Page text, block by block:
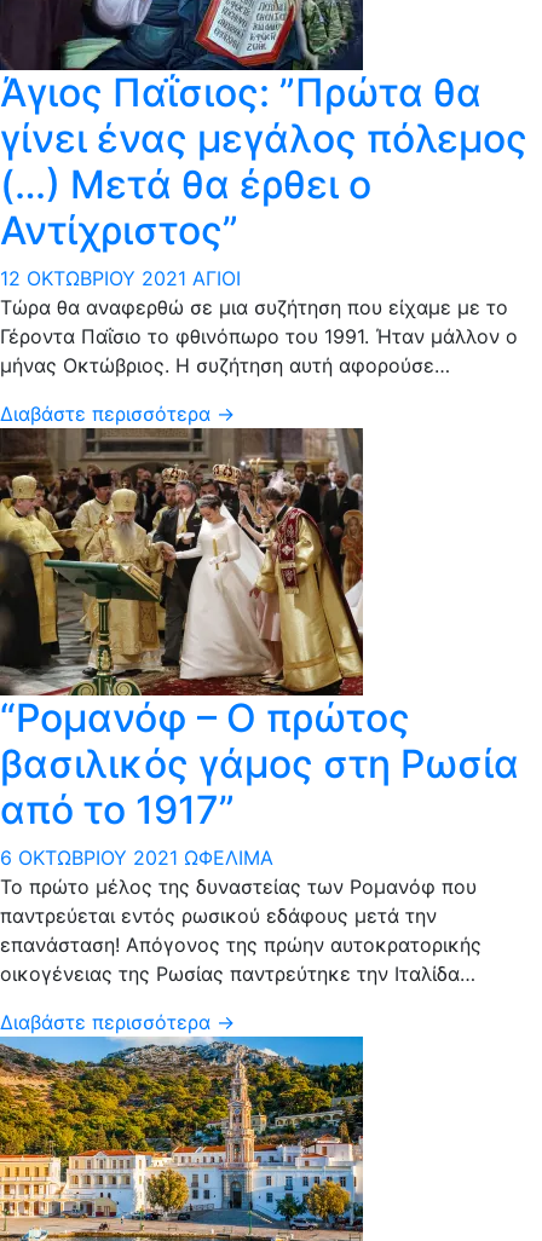
Άγιος Παΐσιος: ”Πρώτα θα
γίνει ένας μεγάλος πόλεμος
(…) Μετά θα έρθει ο
Αντίχριστος”
12 ΟΚΤΩΒΡΊΟΥ 2021 ΆΓΙΟΙ
Tώρα θα αναφερθώ σε μια συζήτηση που είχαμε με το
Γέροντα Παΐσιο το φθινόπωρο του 1991. Ήταν μάλλον ο
μήνας Οκτώβριος. Η συζήτηση αυτή αφορούσε…
Διαβάστε περισσότερα →
“Ρομανόφ – Ο πρώτος
βασιλικός γάμος στη Ρωσία
από το 1917”
6 ΟΚΤΩΒΡΊΟΥ 2021 ΩΦΈΛΙΜΑ
Το πρώτο μέλος της δυναστείας των Ρομανόφ που
παντρεύεται εντός ρωσικού εδάφους μετά την
επανάσταση! Απόγονος της πρώην αυτοκρατορικής
οικογένειας της Ρωσίας παντρεύτηκε την Ιταλίδα…
Διαβάστε περισσότερα →